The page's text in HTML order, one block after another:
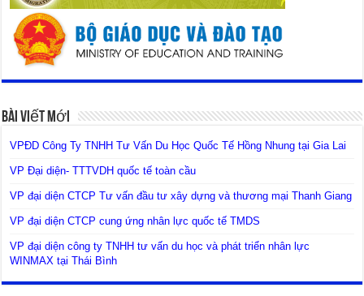
Bài Viết Mới
VPĐD Công Ty TNHH Tư Vấn Du Học Quốc Tế Hồng Nhung tại Gia Lai
VP Đại diện- TTTVDH quốc tế toàn cầu
VP đại diện CTCP Tư vấn đầu tư xây dựng và thương mại Thanh Giang
VP đại diện CTCP cung ứng nhân lực quốc tế TMDS
VP đại diện công ty TNHH tư vấn du học và phát triển nhân lực
WINMAX tại Thái Bình